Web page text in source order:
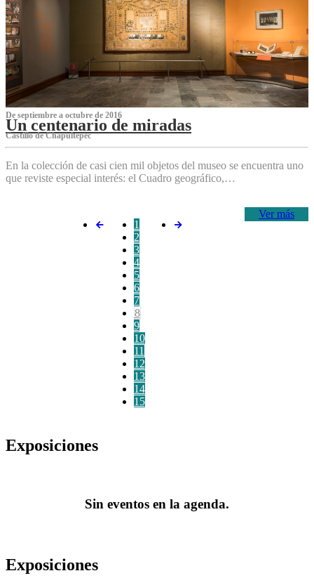
De septiembre a octubre de 2016
Un centenario de miradas
Castillo de Chapultepec
En la colección de casi cien mil objetos del museo se encuentra uno
que reviste especial interés: el Cuadro geográfico,…
Ver más
1
2
3
4
5
6
7
8
9
10
11
12
13
14
15
Exposiciones
Sin eventos en la agenda.
Exposiciones